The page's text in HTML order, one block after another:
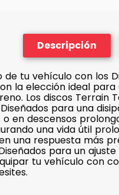
Descripción
tu vehículo con los
la elección ideal
Los discos
para una
en descensos
una vida útil
una respuesta más
para un
tu vehículo con